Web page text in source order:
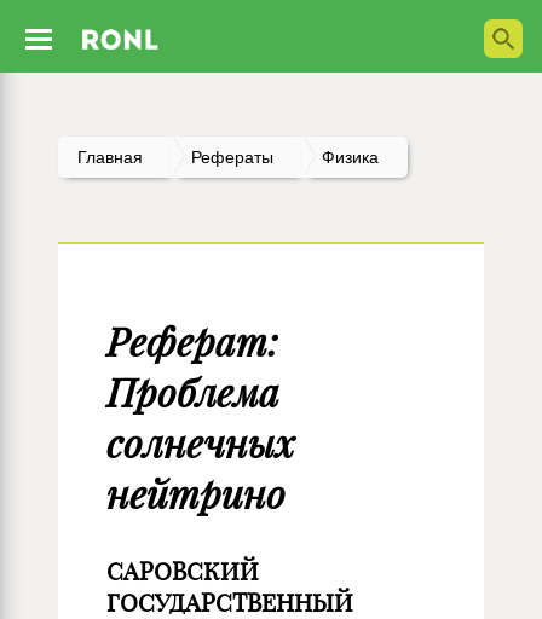
Главная Рефераты Физика
Реферат:
Проблема
солнечных
нейтрино
САРОВСКИЙ
ГОСУДАРСТВЕННЫЙ